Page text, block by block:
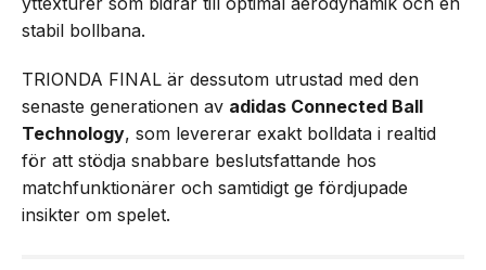
stabil bollbana.
TRIONDA FINAL är dessutom utrustad med den
senaste generationen av adidas Connected Ball
Technology, som levererar exakt bolldata i realtid
för att stödja snabbare beslutsfattande hos
matchfunktionärer och samtidigt ge fördjupade
insikter om spelet.